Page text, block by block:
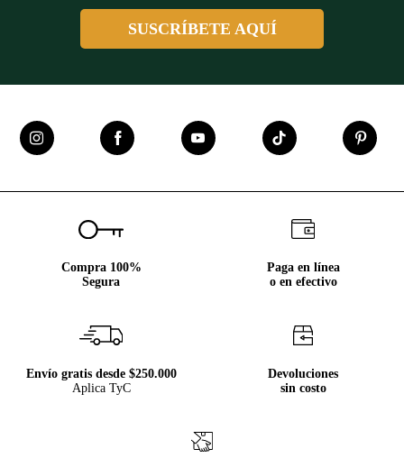
SUSCRÍBETE AQUÍ
Compra 100%
Segura
Paga en línea
o en efectivo
Envío gratis desde $250.000
Aplica TyC
Devoluciones
sin costo